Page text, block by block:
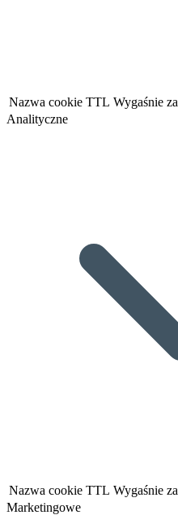
Nazwa cookie TTL Wygaśnie za
Analityczne
Nazwa cookie TTL Wygaśnie za
Marketingowe